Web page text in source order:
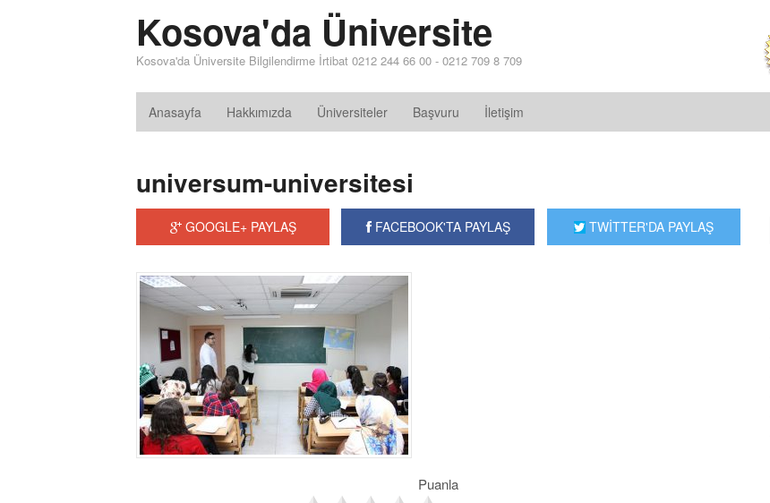
Kosova'da Üniversite
Kosova'da Üniversite Bilgilendirme İrtibat 0212 244 66 00 - 0212 709 8 709
Anasayfa Hakkımızda Üniversiteler Başvuru İletişim
universum-universitesi
GOOGLE+ PAYLAŞ FACEBOOK'TA PAYLAŞ TWİTTER'DA PAYLAŞ
Puanla